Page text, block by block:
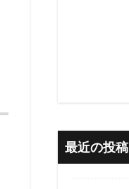
最近の投稿